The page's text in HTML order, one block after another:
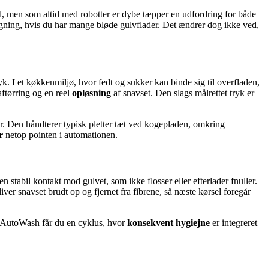
som altid med robotter er dybe tæpper en udfordring for både
hvis du har mange bløde gulvflader. Det ændrer dog ikke ved,
I et køkkenmiljø, hvor fedt og sukker kan binde sig til overfladen,
og en reel opløsning af snavset. Den slags målrettet tryk er
Den håndterer typisk pletter tæt ved kogepladen, omkring
netop pointen i automationen.
stabil kontakt mod gulvet, som ikke flosser eller efterlader fnuller.
snavset brudt op og fjernet fra fibrene, så næste kørsel foregår
får du en cyklus, hvorkonsekvent hygiejne er integreret